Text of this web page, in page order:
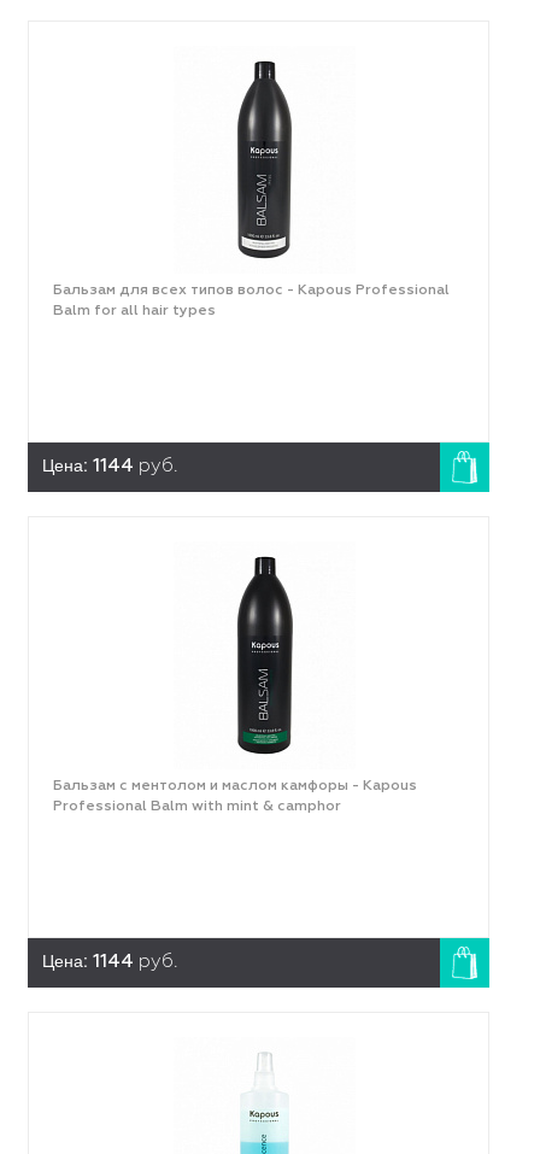
Бальзам для всех типов волос - Kapous Professional
Balm for all hair types
Цена: 1144 руб.
Бальзам с ментолом и маслом камфоры - Kapous
Professional Balm with mint & camphor
Цена: 1144 руб.